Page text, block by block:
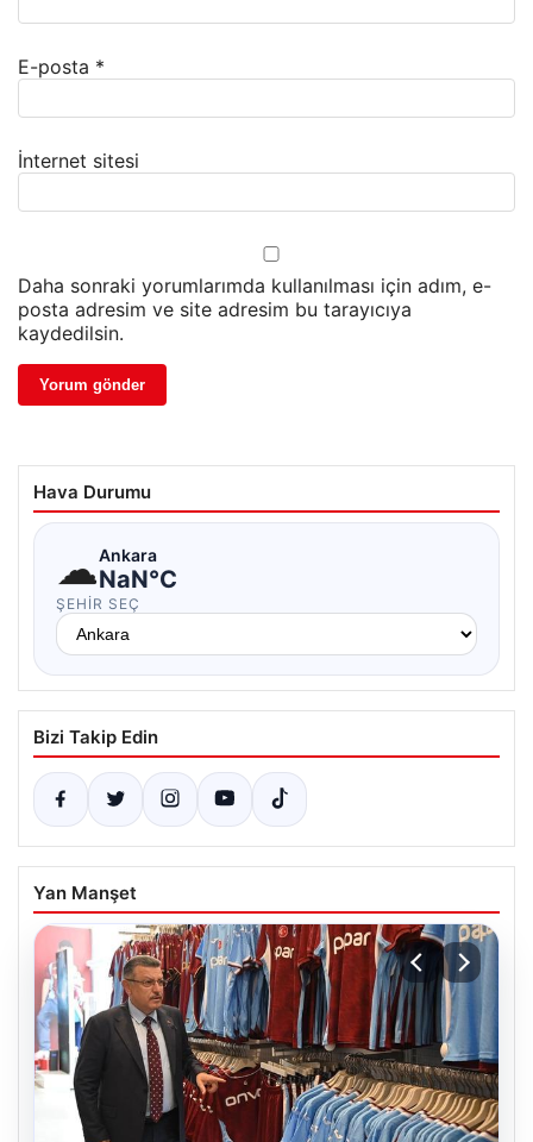
E-posta *
İnternet sitesi
Daha sonraki yorumlarımda kullanılması için adım, e-
posta adresim ve site adresim bu tarayıcıya
kaydedilsin.
Hava Durumu
☁Ankara
NaN°C
ŞEHIR SEÇ
Bizi Takip Edin
Yan Manşet